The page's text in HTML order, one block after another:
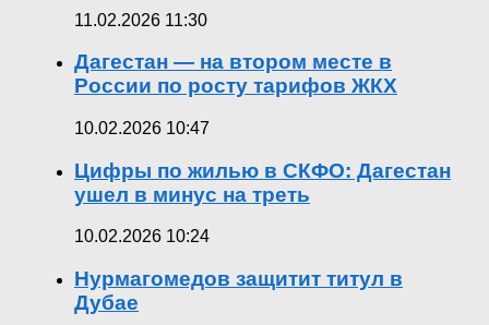
11.02.2026 11:30
Дагестан — на втором месте в
России по росту тарифов ЖКХ
10.02.2026 10:47
Цифры по жилью в СКФО: Дагестан
ушел в минус на треть
10.02.2026 10:24
Нурмагомедов защитит титул в
Дубае